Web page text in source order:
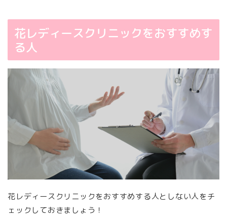
花レディースクリニックをおすすめす
る人
花レディースクリニックをおすすめする人としない人をチ
ェックしておきましょう！